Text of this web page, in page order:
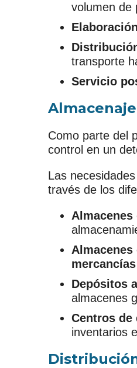
volumen de
transporte
Servicio
Almacenaje
Como parte del
control en un
Las
través de los
Almacenes
Depósitos
almacenes
Centros
inventarios